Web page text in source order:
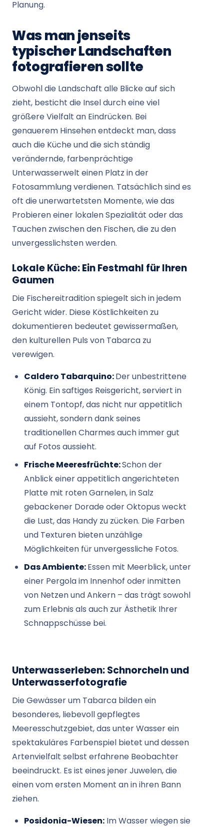
Planung.
Was man jenseits
typischer Landschaften
fotografieren sollte
Obwohl die Landschaft alle Blicke auf sich
zieht, besticht die Insel durch eine viel
größere Vielfalt an Eindrücken. Bei
genauerem Hinsehen entdeckt man, dass
auch die Küche und die sich ständig
verändernde, farbenprächtige
Unterwasserwelt einen Platz in der
Fotosammlung verdienen. Tatsächlich sind es
oft die unerwartetsten Momente, wie das
Probieren einer lokalen Spezialität oder das
Tauchen zwischen den Fischen, die zu den
unvergesslichsten werden.
Lokale Küche: Ein Festmahl für Ihren
Gaumen
Die Fischereitradition spiegelt sich in jedem
Gericht wider. Diese Köstlichkeiten zu
dokumentieren bedeutet gewissermaßen,
den kulturellen Puls von Tabarca zu
verewigen.
Caldero Tabarquino:Der unbestrittene
König. Ein saftiges Reisgericht, serviert in
einem Tontopf, das nicht nur appetitlich
aussieht, sondern dank seines
traditionellen Charmes auch immer gut
auf Fotos aussieht.
Frische Meeresfrüchte:Schon der
Anblick einer appetitlich angerichteten
Platte mit roten Garnelen, in Salz
gebackener Dorade oder Oktopus weckt
die Lust, das Handy zu zücken. Die Farben
und Texturen bieten unzählige
Möglichkeiten für unvergessliche Fotos.
Das Ambiente:Essen mit Meerblick, unter
einer Pergola im Innenhof oder inmitten
von Netzen und Ankern – das trägt sowohl
zum Erlebnis als auch zur Ästhetik Ihrer
Schnappschüsse bei.
Unterwasserleben: Schnorcheln und
Unterwasserfotografie
Die Gewässer um Tabarca bilden ein
besonderes, liebevoll gepflegtes
Meeresschutzgebiet, das unter Wasser ein
spektakuläres Farbenspiel bietet und dessen
Artenvielfalt selbst erfahrene Beobachter
beeindruckt. Es ist eines jener Juwelen, die
einen vom ersten Moment an in ihren Bann
ziehen.
Posidonia-Wiesen: Im Wasser wiegen sie